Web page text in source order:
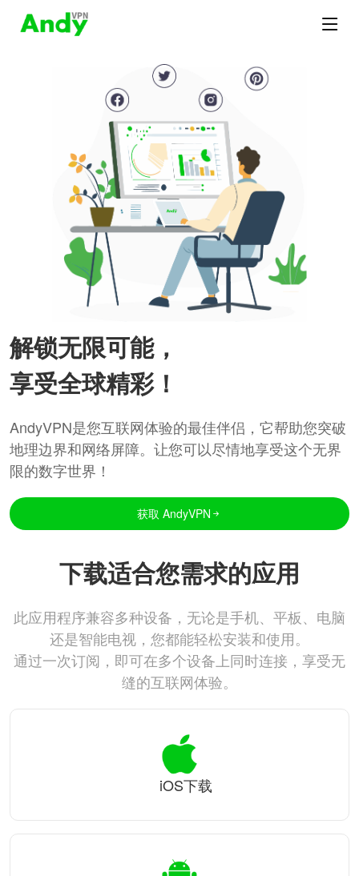
解锁无限可能，
享受全球精彩！
AndyVPN是您互联网体验的最佳伴侣，它帮助您突破
地理边界和网络屏障。让您可以尽情地享受这个无界
限的数字世界！
获取 AndyVPN
下载适合您需求的应用
此应用程序兼容多种设备，无论是手机、平板、电脑
还是智能电视，您都能轻松安装和使用。
通过一次订阅，即可在多个设备上同时连接，享受无
缝的互联网体验。
iOS下载